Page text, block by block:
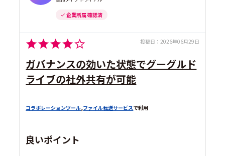
企業所属 確認済
投稿日： 2026年06月29日
ガバナンスの効いた状態でグーグルド
ライブの社外共有が可能
コラボレーションツール,ファイル転送サービスで利用
良いポイント